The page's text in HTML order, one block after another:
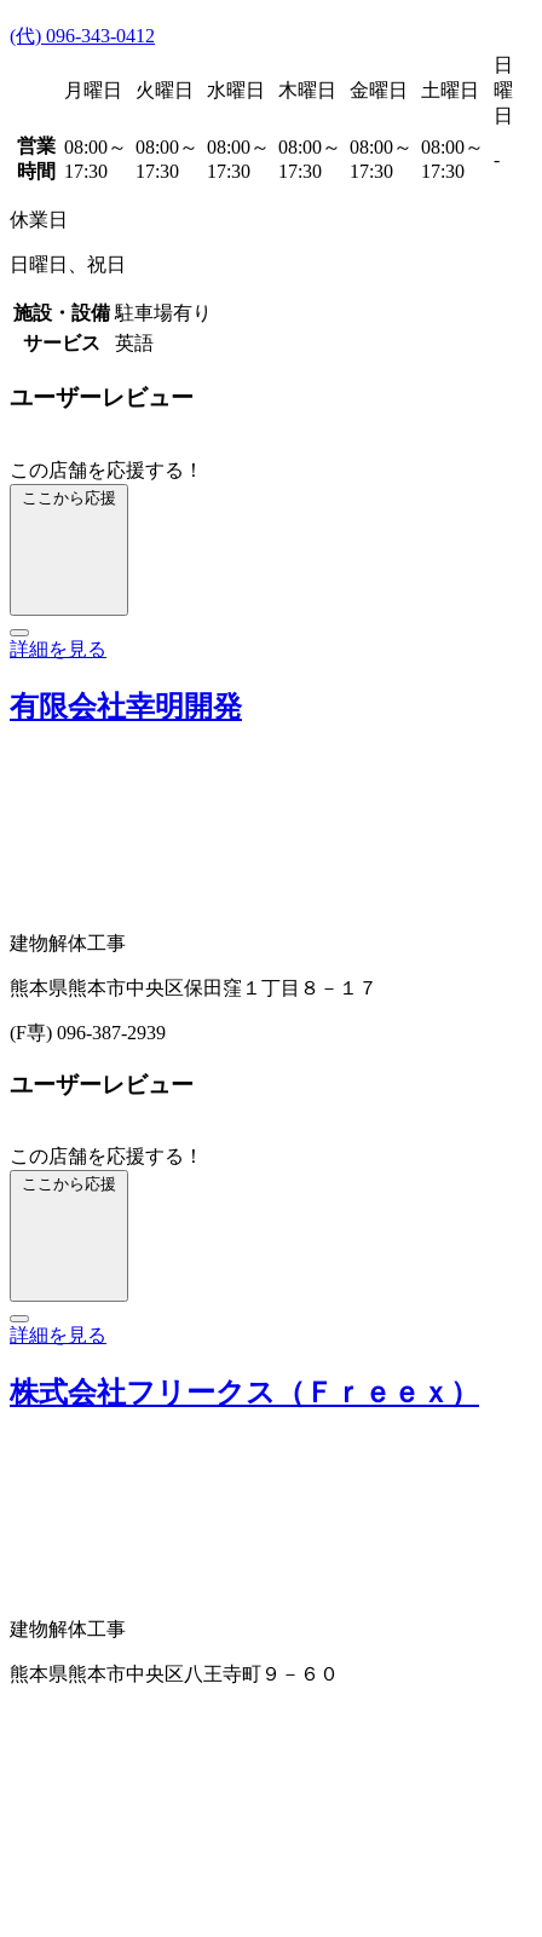
(代) 096-343-0412
月曜日 火曜日 水曜日 木曜日 金曜日 土曜日
日
曜
日
営業
時間
08:00～
17:30
08:00～
17:30
08:00～
17:30
08:00～
17:30
08:00～
17:30
08:00～
17:30
-
休業日
日曜日、祝日
施設・設備 駐車場有り
サービス
英語
ユーザーレビュー
この店舗を応援する！
ここから応援
詳細を見る
有限会社幸明開発
建物解体工事
熊本県熊本市中央区保田窪１丁目８－１７
(F専) 096-387-2939
ユーザーレビュー
この店舗を応援する！
ここから応援
詳細を見る
株式会社フリークス（Ｆｒｅｅｘ）
建物解体工事
熊本県熊本市中央区八王寺町９－６０